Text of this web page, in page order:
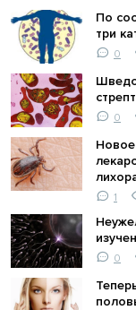
По
три
0
0
Новое
1
0